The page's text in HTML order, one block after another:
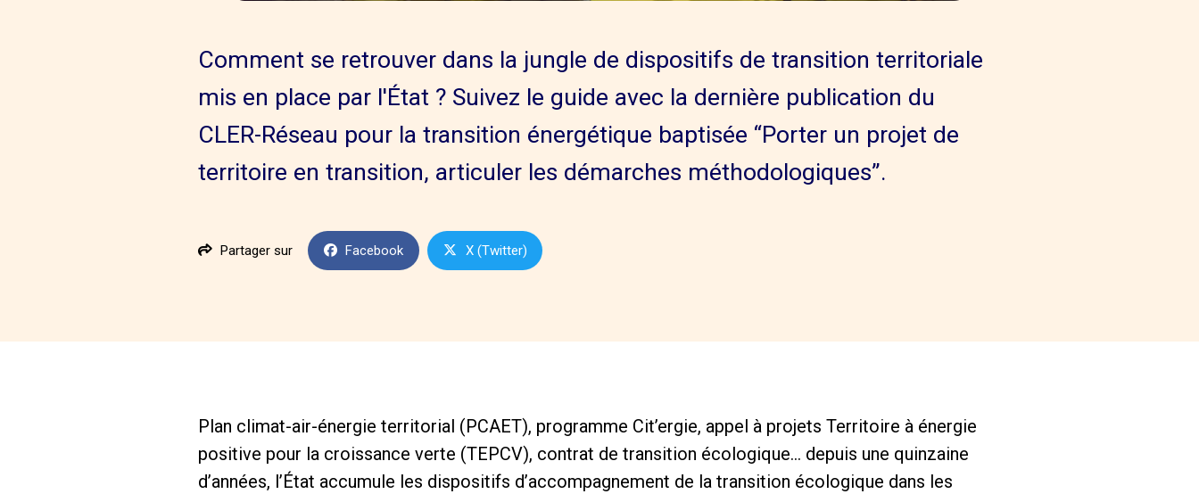
Comment se retrouver dans la jungle de dispositifs de transition territoriale
mis en place par l'État ? Suivez le guide avec la dernière publication du
CLER-Réseau pour la transition énergétique baptisée “Porter un projet de
territoire en transition, articuler les démarches méthodologiques”.
Partager sur Facebook X (Twitter)
Plan climat-air-énergie territorial (PCAET), programme Cit’ergie, appel à projets Territoire à énergie
positive pour la croissance verte (TEPCV), contrat de transition écologique… depuis une quinzaine
d’années, l’État accumule les dispositifs d’accompagnement de la transition écologique dans les